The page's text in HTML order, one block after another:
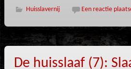
Huisslavernij Een reactie
De huisslaaf (7):